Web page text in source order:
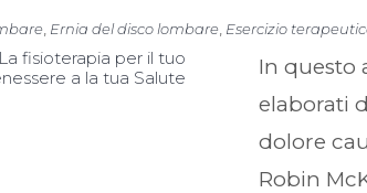
Ernia del disco lombare Esercizio
In questo
elaborati
dolore
Robin